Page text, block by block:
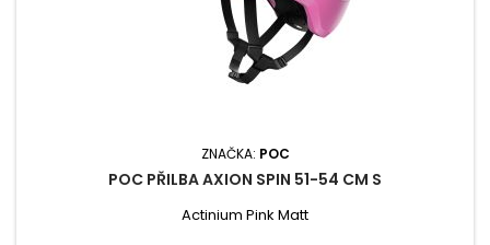
ZNAČKA: POC
POC PŘILBA AXION SPIN 51-54 CM S
Actinium Pink Matt